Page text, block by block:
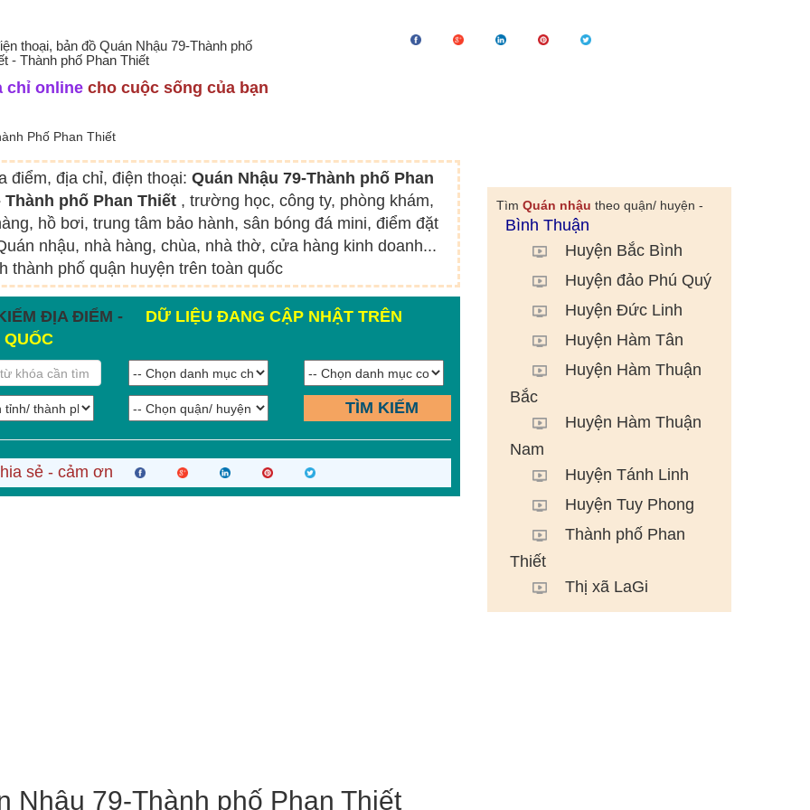
thoại, bản đồ Quán Nhậu 79-Thành phố
- Thành phố Phan Thiết
chỉ online cho cuộc sống của bạn
Phố Phan Thiết
điểm, địa chỉ, điện thoại: Quán Nhậu 79-Thành phố Phan
Thành phố Phan Thiết , trường học, công ty, phòng khám,
hồ bơi, trung tâm bảo hành, sân bóng đá mini, điểm đặt
nhậu, nhà hàng, chùa, nhà thờ, cửa hàng kinh doanh...
thành phố quận huyện trên toàn quốc
ĐỊA ĐIỂM -
DỮ LIỆU ĐANG CẬP NHẬT TRÊN
QUỐC
TÌM KIẾM
sẻ - cảm ơn
Nhậu 79-Thành phố Phan Thiết
Tìm Quán nhậu theo quận/ huyện -
Bình Thuận
Huyện Bắc Bình
Huyện đảo Phú Quý
Huyện Đức Linh
Huyện Hàm Tân
Huyện Hàm Thuận
Bắc
Huyện Hàm Thuận
Nam
Huyện Tánh Linh
Huyện Tuy Phong
Thành phố Phan
Thiết
Thị xã LaGi